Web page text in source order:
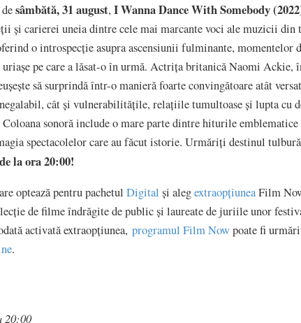
sâmbătă, 31 august, I Wanna Dance With Somebody
și carierei uneia dintre cele mai marcante voci ale muzicii din
o introspecție asupra ascensiunii fulminante, momentelor
pe care a lăsat-o în urmă. Actrița britanică Naomi Ackie,
să surprindă într-o manieră foarte convingătoare atât
cât și vulnerabilitățile, relațiile tumultoase și lupta cu
Coloana sonoră include o mare parte dintre hiturile
spectacolelor care au făcut istorie. Urmăriți destinul
la ora 20:00!
optează pentru pachetul Digital și alegextraopțiuneaFilm
de filme îndrăgite de public și laureate de juriile unor
activată extraopțiunea, programul Film Nowpoate fi
.
20:00